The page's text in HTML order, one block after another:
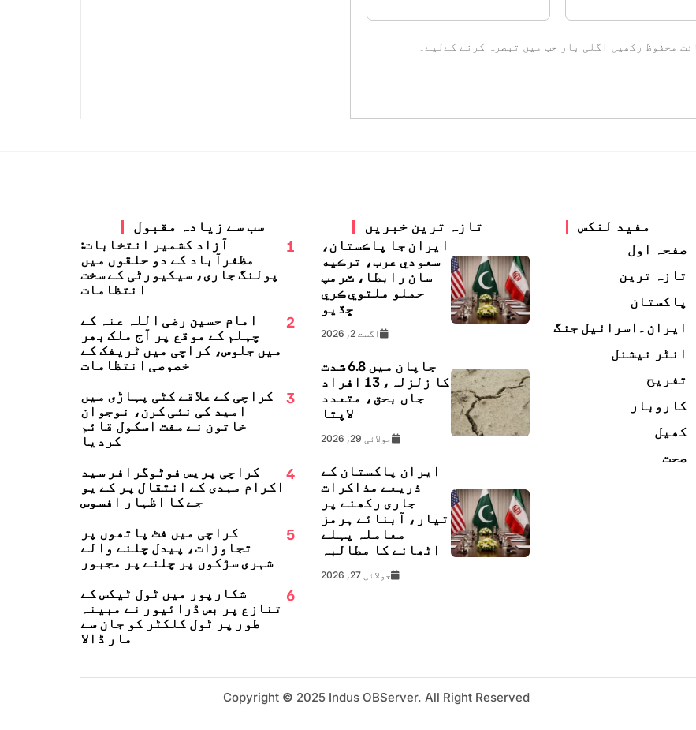
محفوظ رکھیں اگلی بار جب میں تبصرہ کرنے کےلیے۔
مفید لنکس
صفحہ اول
تازہ ترین
پاکستان
ایران۔اسرائیل جنگ
انٹر نیشنل
تفریح
کاروبار
کھیل
صحت
تازہ ترین خبریں
ايران جا پاڪستان،
سعودي عرب، ترڪيه
سان رابطا، ٽرمپ
حملو ملتوي ڪري
ڇڏيو
اگست 2, 2026
جاپان میں 6.8 شدت
کا زلزلہ، 13 افراد
جاں بحق، متعدد
لاپتا
جولائی 29, 2026
ایران پاکستان کے
ذریعے مذاکرات
جاری رکھنے پر
تیار، آبنائے ہرمز
معاملہ پہلے
اٹھانے کا مطالبہ
جولائی 27, 2026
سب سے زیادہ مقبول
1
آزاد کشمیر انتخابات:
مظفرآباد کے دو حلقوں میں
پولنگ جاری، سیکیورٹی کے سخت
انتظامات
2
امام حسین رضی اللہ عنہ کے
چہلم کے موقع پر آج ملک بھر
میں جلوس، کراچی میں ٹریفک کے
خصوصی انتظامات
3
کراچی کے علاقے کٹی پہاڑی میں
امید کی نئی کرن، نوجوان
خاتون نے مفت اسکول قائم
کردیا
4
کراچی پریس فوٹوگرافر سید
اکرام مہدی کے انتقال پر کے یو
جے کا اظہارِ افسوس
5
کراچی میں فٹ پاتھوں پر
تجاوزات، پیدل چلنے والے
شہری سڑکوں پر چلنے پر مجبور
6
شکارپور میں ٹول ٹیکس کے
تنازع پر بس ڈرائیور نے مبینہ
طور پر ٹول کلکٹر کو جان سے
مار ڈالا
Copyright © 2025 Indus OBServer. All Right Reserved